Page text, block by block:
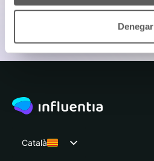
Denegar
Enviar
Català